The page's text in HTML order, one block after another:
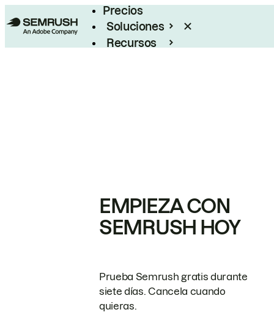
Precios
Soluciones
Recursos
EMPIEZA CON
SEMRUSH HOY
Prueba Semrush gratis durante
siete días. Cancela cuando
quieras.